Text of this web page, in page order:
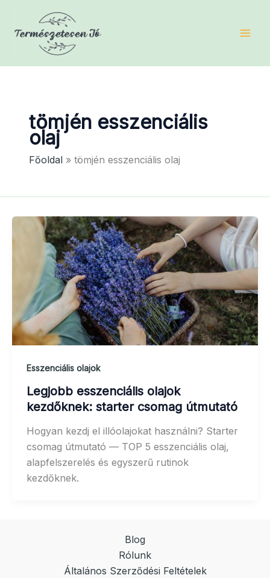
content
tömjén esszenciális
olaj
Főoldal tömjén esszenciális olaj
Esszenciális olajok
Legjobb esszenciális olajok
kezdőknek: starter csomag útmutató
Hogyan kezdj el illóolajokat használni? Starter
csomag útmutató — TOP 5 esszenciális olaj,
alapfelszerelés és egyszerű rutinok
kezdőknek.
Blog
Rólunk
Általános Szerződési Feltételek